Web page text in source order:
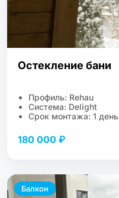
Остекление бани
Профиль: Rehau
Система: Delight
Срок монтажа: 1 день
180 000 ₽
Балкон